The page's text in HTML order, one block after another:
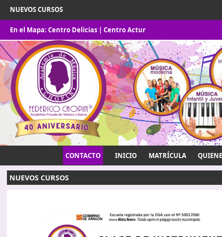
NUEVOS CURSOS
En el Mapa:Centro Delicias |Centro Actur
CONTACTO INICIO MATRÍCULA
NUEVOS CURSOS